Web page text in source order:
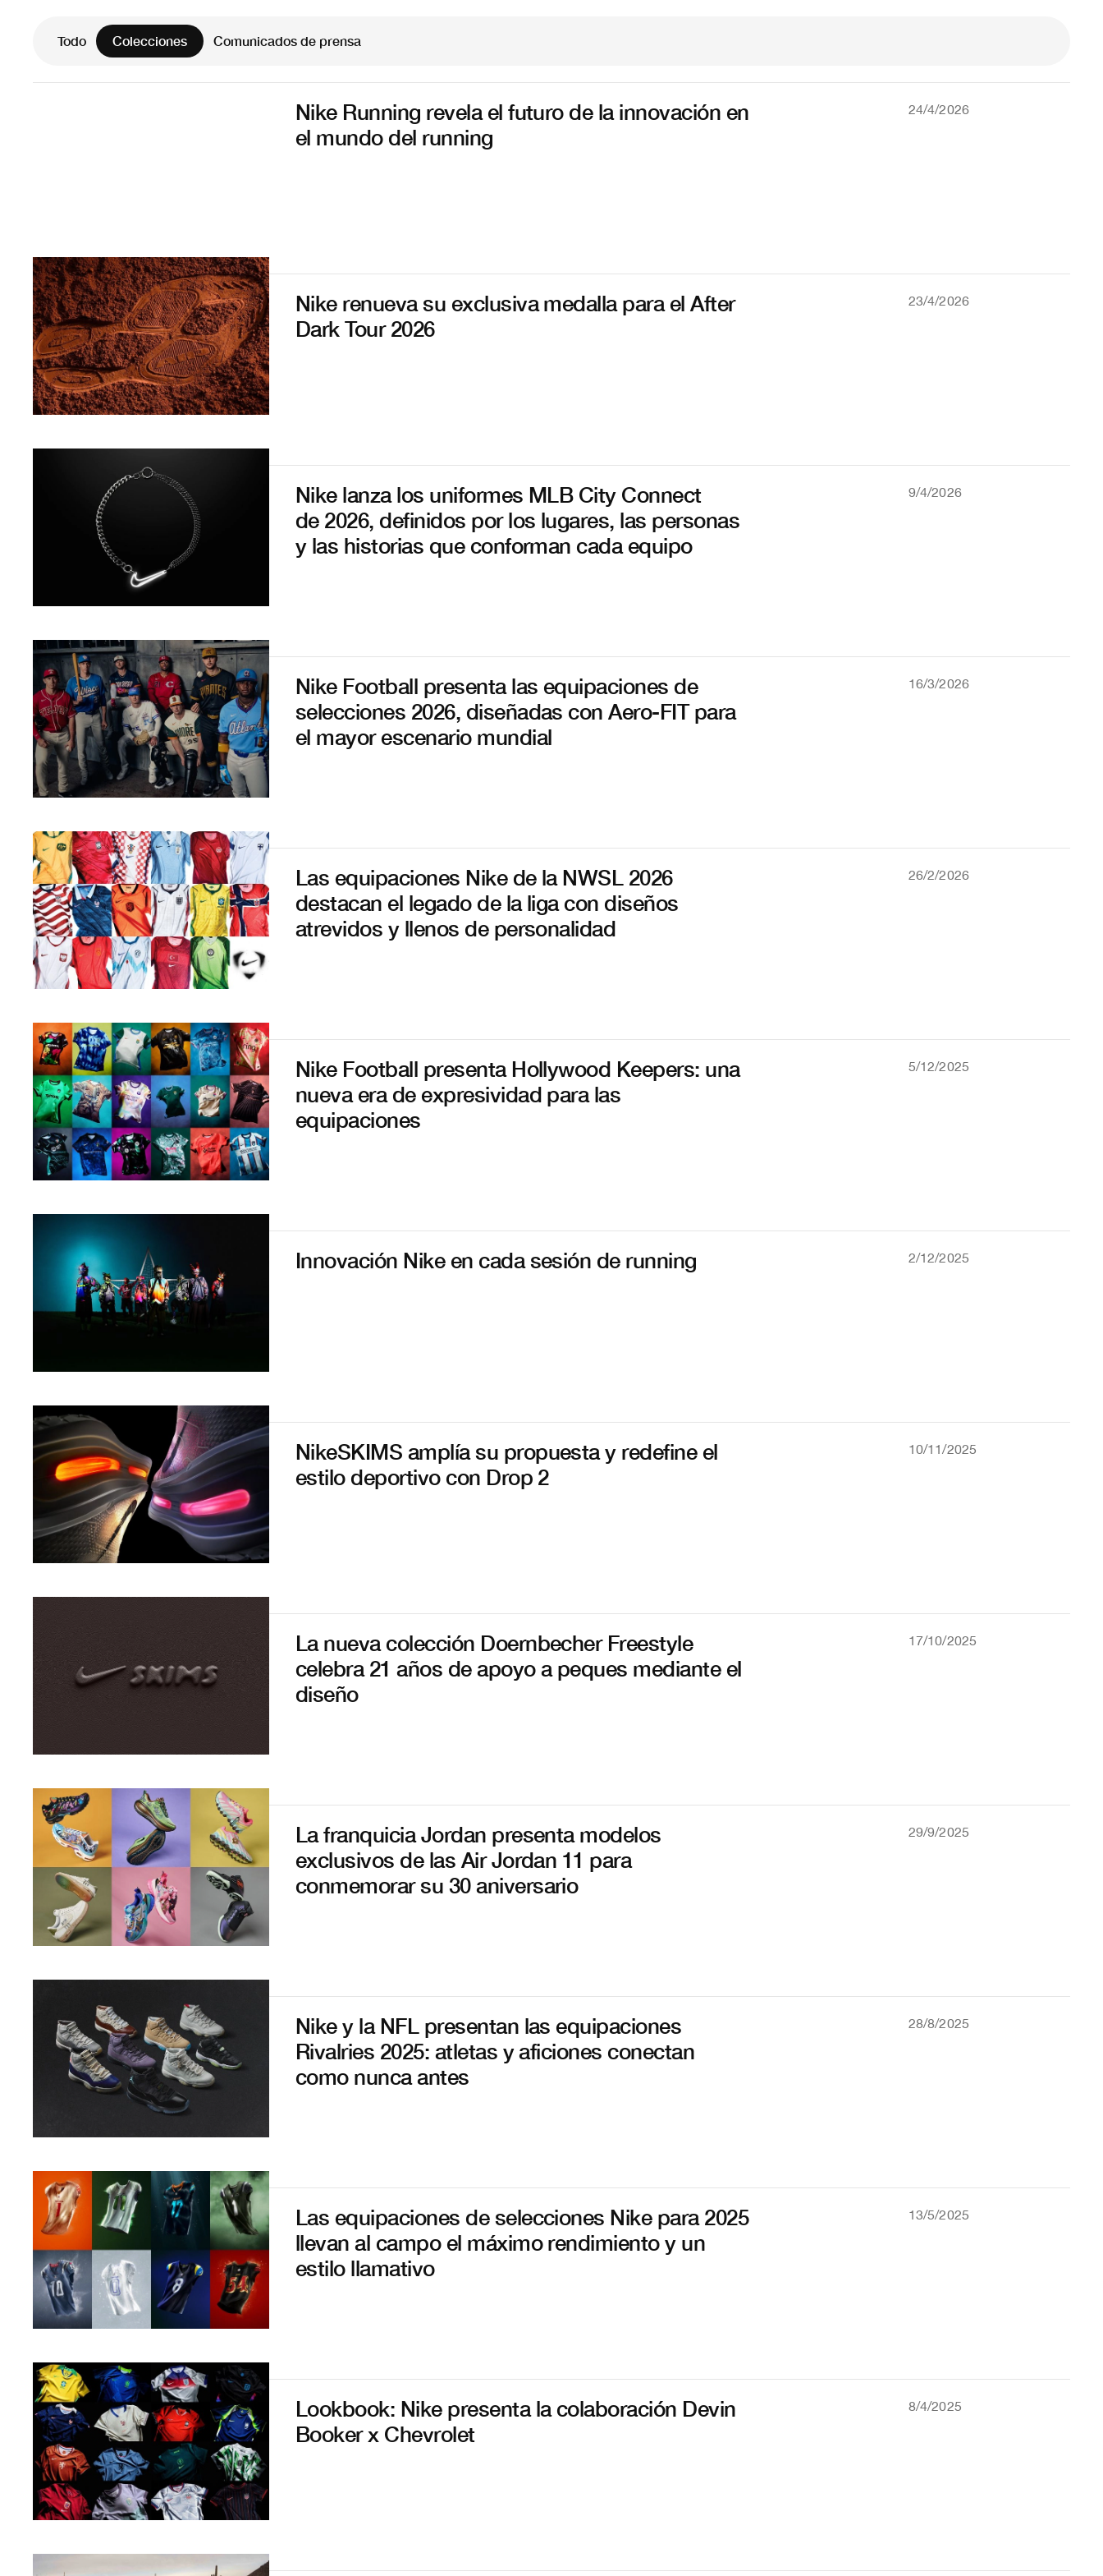
News Articles
Todo Colecciones Comunicados de prensa
24/4/2026
Nike Running revela el futuro de la innovación en
el mundo del running
23/4/2026
Nike renueva su exclusiva medalla para el After
Dark Tour 2026
9/4/2026
Nike lanza los uniformes MLB City Connect
de 2026, definidos por los lugares, las personas
y las historias que conforman cada equipo
16/3/2026
Nike Football presenta las equipaciones de
selecciones 2026, diseñadas con Aero-FIT para
el mayor escenario mundial
26/2/2026
Las equipaciones Nike de la NWSL 2026
destacan el legado de la liga con diseños
atrevidos y llenos de personalidad
5/12/2025
Nike Football presenta Hollywood Keepers: una
nueva era de expresividad para las
equipaciones
2/12/2025
Innovación Nike en cada sesión de running
10/11/2025
NikeSKIMS amplía su propuesta y redefine el
estilo deportivo con Drop 2
17/10/2025
La nueva colección Doernbecher Freestyle
celebra 21 años de apoyo a peques mediante el
diseño
29/9/2025
La franquicia Jordan presenta modelos
exclusivos de las Air Jordan 11 para
conmemorar su 30 aniversario
28/8/2025
Nike y la NFL presentan las equipaciones
Rivalries 2025: atletas y aficiones conectan
como nunca antes
13/5/2025
Las equipaciones de selecciones Nike para 2025
llevan al campo el máximo rendimiento y un
estilo llamativo
8/4/2025
Lookbook: Nike presenta la colaboración Devin
Booker x Chevrolet